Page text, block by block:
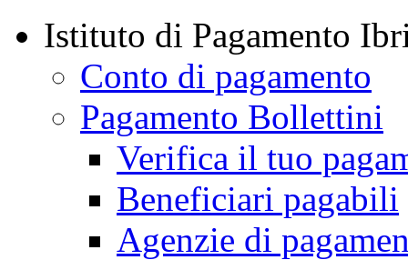
Istituto di Pagamento
Conto di pagamento
Pagamento Bollettini
Verifica il tuo
Beneficiari pagabili
Agenzie di